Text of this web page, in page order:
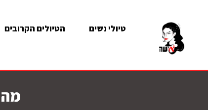
טיולי נשים הטיולים הקרובים